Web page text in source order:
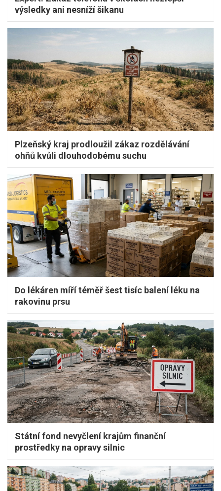
výsledky ani nesníží šikanu
Plzeňský kraj prodloužil zákaz rozdělávání
ohňů kvůli dlouhodobému suchu
Do lékáren míří téměř šest tisíc balení léku na
rakovinu prsu
Státní fond nevyčlení krajům finanční
prostředky na opravy silnic